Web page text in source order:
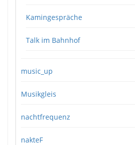
Kamingespräche
Talk im Bahnhof
music_up
Musikgleis
nachtfrequenz
nakteF